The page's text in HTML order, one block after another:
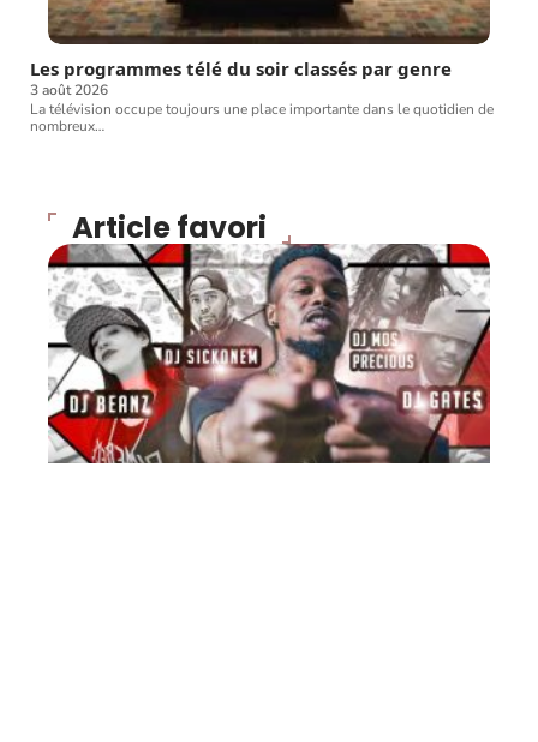
Les programmes télé du soir classés par genre
3 août 2026
La télévision occupe toujours une place importante dans le quotidien de
nombreux…
Article favori